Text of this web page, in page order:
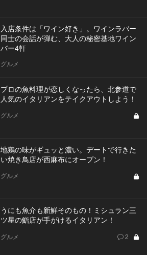
入店条件は「ワイン好き」。ワインラバー
同士の会話が弾む、大人の秘密基地ワイン
バー4軒
グルメ
プロの魚料理が恋しくなったら、北参道で
人気のイタリアンをテイクアウトしよう！
グルメ
地鶏の味がギュッと濃い。デートで行きた
い焼き鳥店が西麻布にオープン！
グルメ
うにも魚介も新鮮そのもの！ミシュラン三
ツ星の鮨店が手がけるイタリアン！
グルメ 2